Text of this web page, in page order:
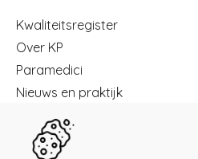
Menu
Kwaliteitsregister
Over KP
Paramedici
Nieuws en praktijk
Registreren
Kennisbibliotheek